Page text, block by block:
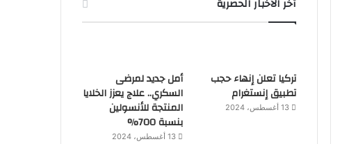
آخر الأخبار الحصرية
تركيا تعلن إنهاء حجب
تطبيق إنستغرام
13 أغسطس، 2024
أمل جديد لمرضى
السكري.. علاج يعزز الخلايا
المنتجة للأنسولين
بنسبة 700%
13 أغسطس، 2024